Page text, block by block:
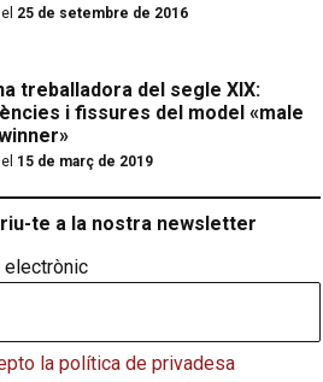
25 de setembre de 2016
treballadora del segle XIX:
i fissures del model «male
15 de març de 2019
te a la nostra newsletter
electrònic
la política de privadesa